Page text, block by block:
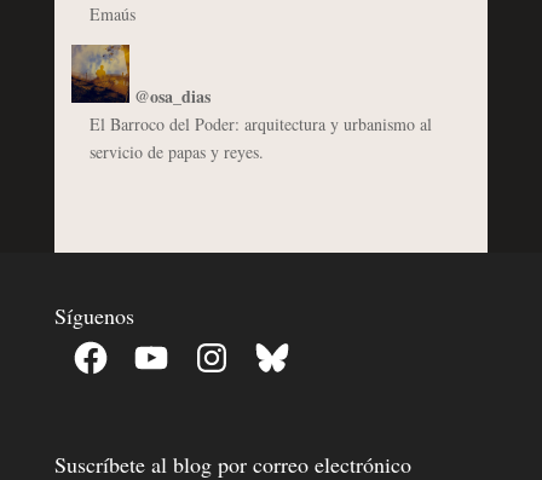
Emaús
@osa_dias
El Barroco del Poder: arquitectura y urbanismo al
servicio de papas y reyes.
Síguenos
Facebook YouTube InstagramBluesky
Suscríbete al blog por correo electrónico